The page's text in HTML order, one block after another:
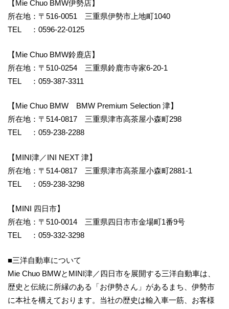
【Mie Chuo BMW伊勢店】
所在地：〒516-0051 三重県伊勢市上地町1040
TEL ：0596-22-0125
【Mie Chuo BMW鈴鹿店】
所在地：〒510-0254 三重県鈴鹿市寺家6-20-1
TEL ：059-387-3311
【Mie Chuo BMW BMW Premium Selection 津】
所在地：〒514-0817 三重県津市高茶屋小森町298
TEL ：059-238-2288
【MINI津／INI NEXT 津】
所在地：〒514-0817 三重県津市高茶屋小森町2881-1
TEL ：059-238-3298
【MINI 四日市】
所在地：〒510-0014 三重県四日市市金場町1番9号
TEL ：059-332-3298
■三洋自動車について
Mie Chuo BMWとMINI津／四日市を展開する三洋自動車は、
歴史と伝統に所縁のある「お伊勢さん」があるまち、伊勢市
に本社を構えております。当社の歴史は輸入車一筋、お客様